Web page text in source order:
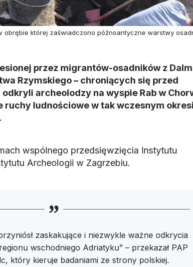
której zaświadczono późnoantyczne warstwy
przez migrantów-osadników z
Rzymskiego – chroniących się przed
archeolodzy na wyspie Rab w
ruchy ludnościowe w tak wczesnym
wspólnego przedsięwzięcia Instytutu
Archeologii w Zagrzebiu.
zaskakujące i niezwykle ważne odkrycia
wschodniego Adriatyku” – przekazał PAP
który kieruje badaniami ze strony polskiej.